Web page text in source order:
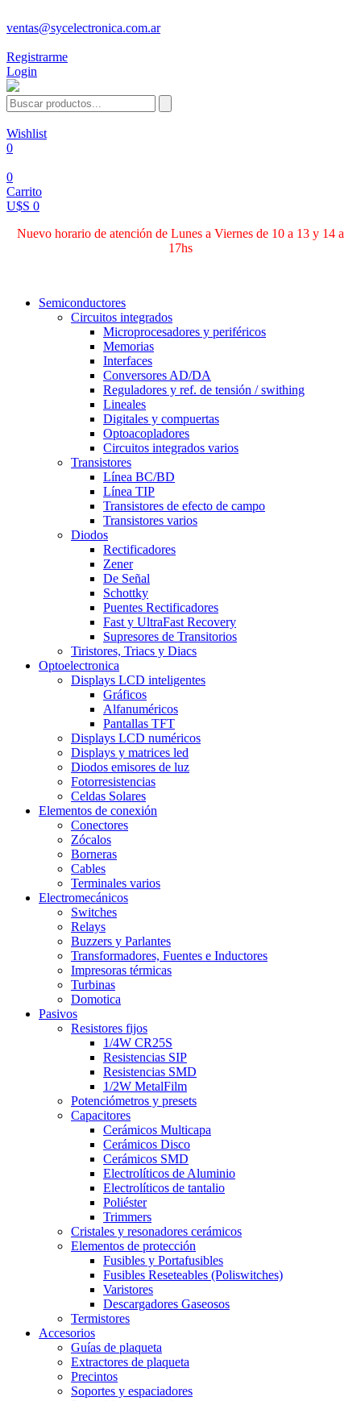
ventas@sycelectronica.com.ar
Registrarme
Login
Wishlist
0
0
Carrito
U$S 0
Nuevo horario de atención de Lunes a Viernes de 10 a 13 y 14 a
17hs
Semiconductores
Circuitos integrados
Microprocesadores y periféricos
Memorias
Interfaces
Conversores AD/DA
Reguladores y ref. de tensión / swithing
Lineales
Digitales y compuertas
Optoacopladores
Circuitos integrados varios
Transistores
Línea BC/BD
Línea TIP
Transistores de efecto de campo
Transistores varios
Diodos
Rectificadores
Zener
De Señal
Schottky
Puentes Rectificadores
Fast y UltraFast Recovery
Supresores de Transitorios
Tiristores, Triacs y Diacs
Optoelectronica
Displays LCD inteligentes
Gráficos
Alfanuméricos
Pantallas TFT
Displays LCD numéricos
Displays y matrices led
Diodos emisores de luz
Fotorresistencias
Celdas Solares
Elementos de conexión
Conectores
Zócalos
Borneras
Cables
Terminales varios
Electromecánicos
Switches
Relays
Buzzers y Parlantes
Transformadores, Fuentes e Inductores
Impresoras térmicas
Turbinas
Domotica
Pasivos
Resistores fijos
1/4W CR25S
Resistencias SIP
Resistencias SMD
1/2W MetalFilm
Potenciómetros y presets
Capacitores
Cerámicos Multicapa
Cerámicos Disco
Cerámicos SMD
Electrolíticos de Aluminio
Electrolíticos de tantalio
Poliéster
Trimmers
Cristales y resonadores cerámicos
Elementos de protección
Fusibles y Portafusibles
Fusibles Reseteables (Poliswitches)
Varistores
Descargadores Gaseosos
Termistores
Accesorios
Guías de plaqueta
Extractores de plaqueta
Precintos
Soportes y espaciadores